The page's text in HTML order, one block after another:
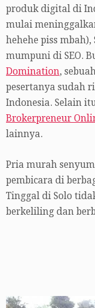
produk digital di
mulai
hehehe piss
mumpuni di SEO.
Domination,
pesertanya sudah
Indonesia. Selain
Brokerpreneur
lainnya.
Pria murah
pembicara di
Tinggal di Solo
berkeliling dan